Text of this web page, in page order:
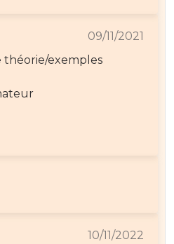
09/11/2021
théorie/exemples
10/11/2022